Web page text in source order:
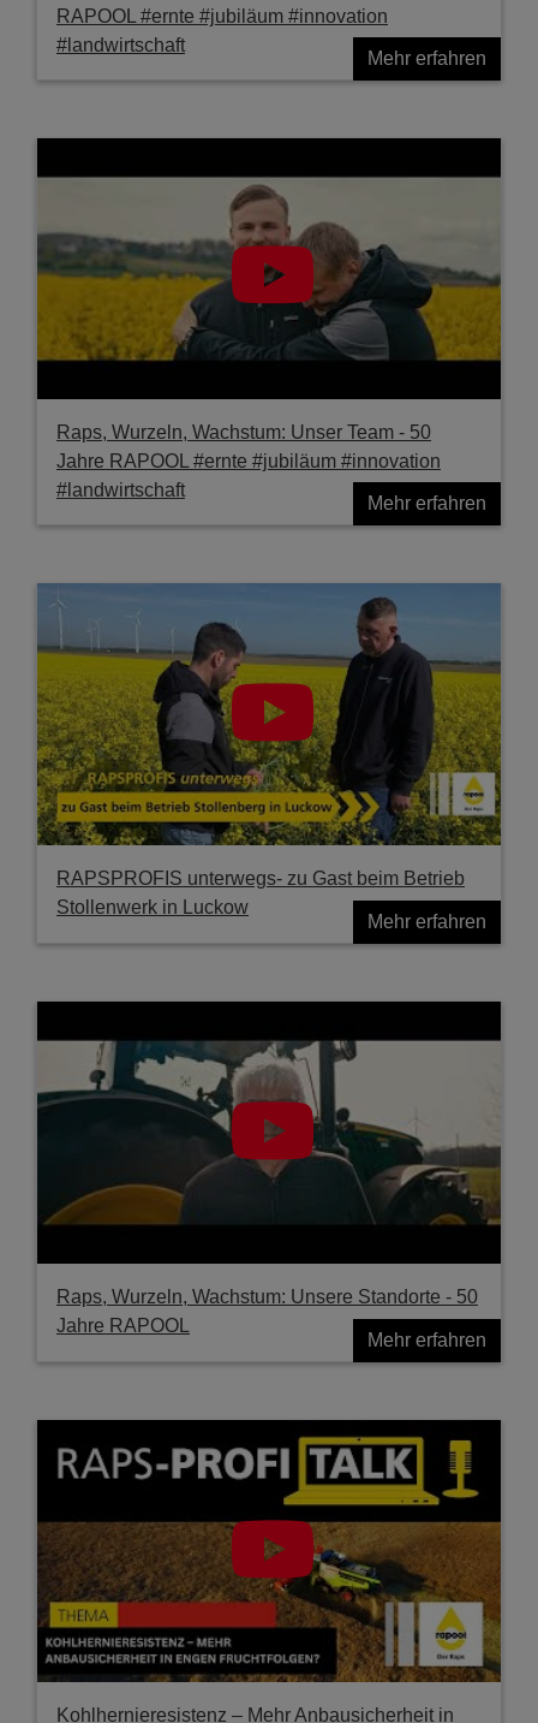
RAPOOL #ernte #jubiläum #innovation
#landwirtschaft
Mehr erfahren
Raps, Wurzeln, Wachstum: Unser Team - 50
Jahre RAPOOL #ernte #jubiläum #innovation
#landwirtschaft
Mehr erfahren
RAPSPROFIS unterwegs- zu Gast beim Betrieb
Stollenwerk in Luckow
Mehr erfahren
Raps, Wurzeln, Wachstum: Unsere Standorte - 50
Jahre RAPOOL
Mehr erfahren
Kohlhernieresistenz – Mehr Anbausicherheit in